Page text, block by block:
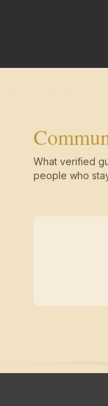
What verified
people who